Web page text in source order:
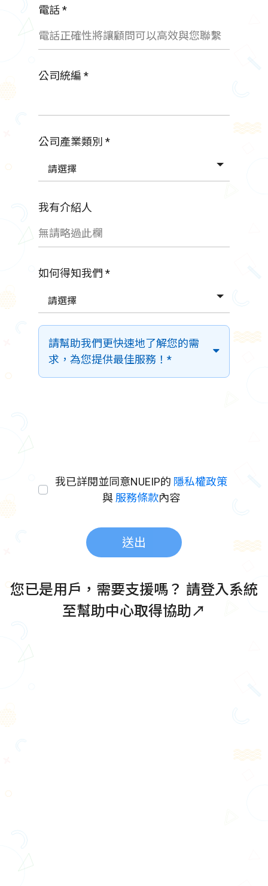
電話 *
公司統編 *
公司產業類別 *
請選擇
我有介紹人
如何得知我們 *
請選擇
請幫助我們更快速地了解您的需
求，為您提供最佳服務！*
我已詳閱並同意NUEIP的 隱私權政策
與 服務條款內容
送出
您已是用戶，需要支援嗎？ 請登入系統
至幫助中心取得協助↗